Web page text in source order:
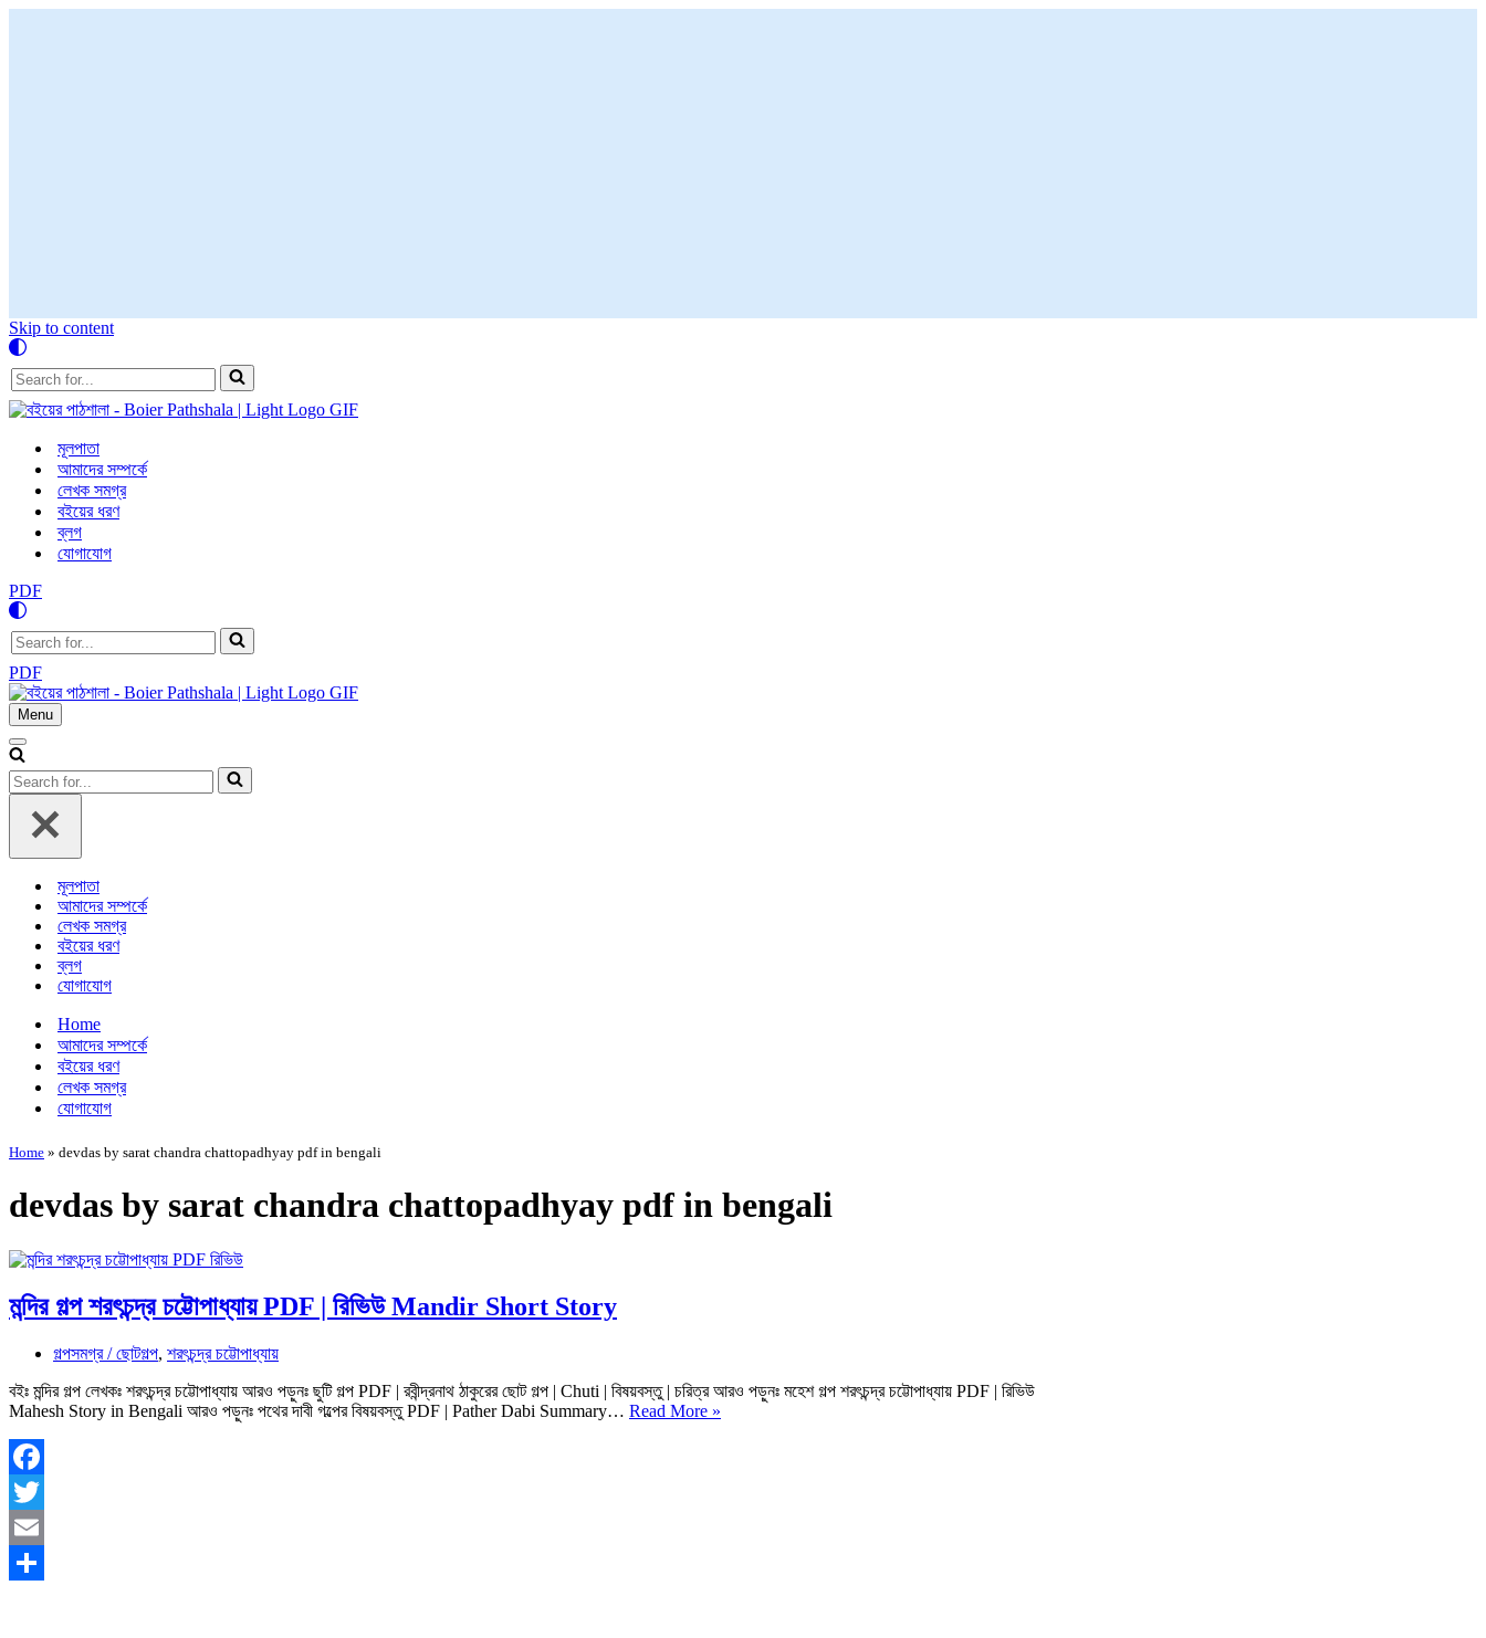
Skip to content
Search
for...
মূলপাতা
আমাদের সম্পর্কে
লেখক সমগ্র
বইয়ের ধরণ
ব্লগ
যোগাযোগ
PDF
Search
for...
PDF
Menu
Navigation
Navigation
Menu
Search
for...
মূলপাতা
আমাদের সম্পর্কে
লেখক সমগ্র
বইয়ের ধরণ
ব্লগ
যোগাযোগ
Home
আমাদের সম্পর্কে
বইয়ের ধরণ
লেখক সমগ্র
যোগাযোগ
Home » devdas by sarat chandra chattopadhyay pdf in bengali
devdas by sarat chandra chattopadhyay pdf in bengali
মন্দির গল্প শরৎচন্দ্র চট্টোপাধ্যায় PDF | রিভিউ Mandir Short Story
গল্পসমগ্র / ছোটগল্প, শরৎচন্দ্র চট্টোপাধ্যায়
বইঃ মন্দির গল্প লেখকঃ শরৎচন্দ্র চট্টোপাধ্যায় আরও পড়ুনঃ ছুটি গল্প PDF | রবীন্দ্রনাথ ঠাকুরের ছোট গল্প | Chuti | বিষয়বস্তু | চরিত্র আরও পড়ুনঃ মহেশ গল্প শরৎচন্দ্র চট্টোপাধ্যায় PDF | রিভিউ
Mahesh Story in Bengali আরও পড়ুনঃ পথের দাবী গল্পের বিষয়বস্তু PDF | Pather Dabi Summary… Read More »
Facebook
Twitter
Email